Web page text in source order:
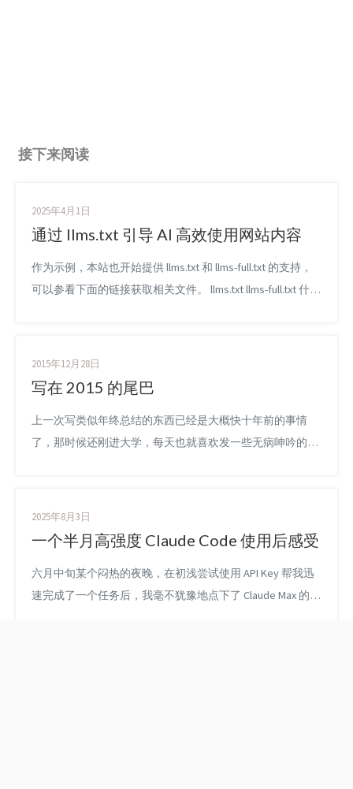
接下来阅读
2025年4月1日
通过 llms.txt 引导 AI 高效使用网站内容
作为示例，本站也开始提供 llms.txt 和 llms-full.txt 的支持，
可以参看下面的链接获取相关文件。 llms.txt llms-full.txt 什么
索最新知识，依赖网络信息，来极...
2015年12月28日
写在 2015 的尾巴
上一次写类似年终总结的东西已经是大概快十年前的事情
了，那时候还刚进大学，每天也就喜欢发一些无病呻吟的东
强烈，它驱使着我去记录下些什么，所以有了这篇写给自己
的“阔别已久”的年终总结。 无论何时，无论何地，平安就好
前几天因为北京雾霾很...
2025年8月3日
一个半月高强度 Claude Code 使用后感受
六月中旬某个闷热的夜晚，在初浅尝试使用 API Key 帮我迅
速完成了一个任务后，我毫不犹豫地点下了 Claude Max 的订